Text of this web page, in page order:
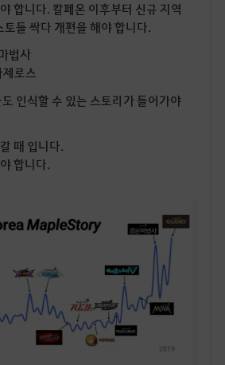
합니다. 칼페온 이후부터 신규 지역
토들 싹다 개편을 해야 합니다.
법사
로스
인식할 수 있는 스토리가 들어가야
때 입니다.
합니다.